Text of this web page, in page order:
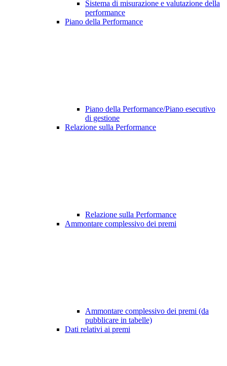
Sistema di misurazione e valutazione della
performance
Piano della Performance
Piano della Performance/Piano esecutivo
di gestione
Relazione sulla Performance
Relazione sulla Performance
Ammontare complessivo dei premi
Ammontare complessivo dei premi (da
pubblicare in tabelle)
Dati relativi ai premi